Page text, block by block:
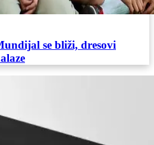
se bliži, dresovi